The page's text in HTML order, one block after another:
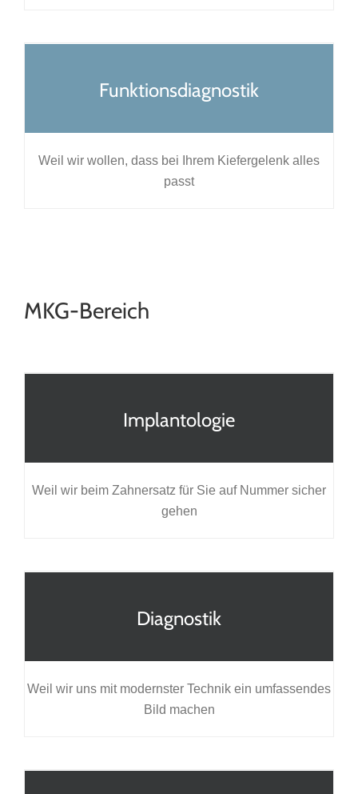
Funktionsdiagnostik
Weil wir wollen, dass bei Ihrem Kiefergelenk alles
passt
MKG-Bereich
Implantologie
Weil wir beim Zahnersatz für Sie auf Nummer sicher
gehen
Diagnostik
Weil wir uns mit modernster Technik ein umfassendes
Bild machen